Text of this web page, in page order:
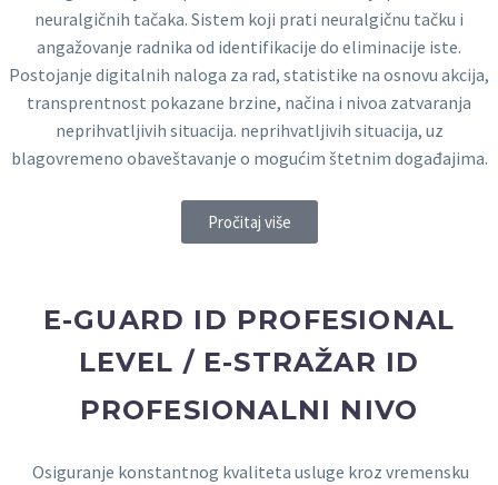
neuralgičnih tačaka. Sistem koji prati neuralgičnu tačku i
angažovanje radnika od identifikacije do eliminacije iste.
Postojanje digitalnih naloga za rad, statistike na osnovu akcija,
transprentnost pokazane brzine, načina i nivoa zatvaranja
neprihvatljivih situacija. neprihvatljivih situacija, uz
blagovremeno obaveštavanje o mogućim štetnim događajima.
Pročitaj više
E-GUARD ID PROFESIONAL
LEVEL / E-STRAŽAR ID
PROFESIONALNI NIVO
Osiguranje konstantnog kvaliteta usluge kroz vremensku